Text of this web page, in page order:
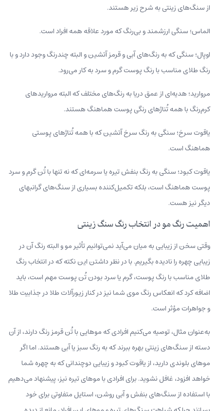
از سنگ‌های زینتی به شرح زیر هستند.
الماس؛ سنگی ارزشمند و بی‌رنگ که مورد علاقه همه افراد است.
اوپال؛ سنگی که به رنگ‌های آبی و قرمز آتشین و البته چندرنگ وجود دارد و با
رنگ طلای مناسب با رنگ پوست گرم و سرد به کار می‌رود.
مروارید؛ هدیه‌ای از عمق دریا به رنگ‌های مختلف که البته مرواریدهای
کرم‌رنگ با همه تُناژهای رنگی پوست هماهنگ هستند.
یاقوت سرخ؛ سنگی به رنگ سرخ آتشین که با همه تُناژهای پوستی
هماهنگ است.
یاقوت کبود؛ سنگی به رنگ بنفش تیره یا سرمه‌ای که نه تنها با تُن گرم و سرد
پوست هماهنگ است، بلکه تکمیل‌کننده بسیاری از سنگ‌های گرانبهای
دیگر نیز هست.
اهمیت رنگ مو در انتخاب رنگ سنگ زینتی
وقتی سخن از زیبایی به میان می‌آید نمی‌توانیم تأثیر مو و البته رنگ آن در
زیبایی چهره را نادیده بگیریم. با در نظر داشتن این نکته که در انتخاب رنگ
طلای مناسب با رنگ پوست، گرم یا سرد بودن تُن پوست مهم است، باید
اضافه کرد که انعکاس رنگ موی شما نیز در کنار زیورآلات طلا در جذابیت طلا
و جواهرات مؤثر است.
به‌عنوان مثال، توصیه می‌کنیم افرادی که موهایی با تُن قرمز رنگ دارند، از آن
دسته از سنگ‌های زینتی بهره ببرند که به رنگ سبز یا آبی هستند. اما اگر
موهای بلوندی دارید، از یاقوت کبود و زیبایی دوچندانی که به چهره شما
خواهد افزود، غافل نشوید. برای افرادی با موهای تیره نیز، پیشنهاد می‌دهیم
با استفاده از سنگ‌های بنفش و آبی روشن، استایل متفاوتی برای خود